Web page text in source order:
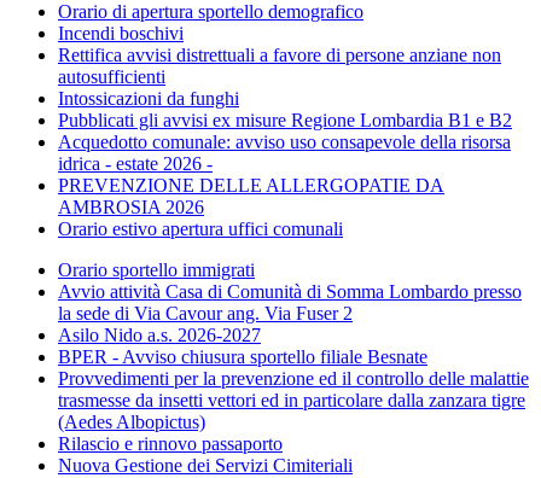
Orario di apertura sportello demografico
Incendi boschivi
Rettifica avvisi distrettuali a favore di persone anziane non
autosufficienti
Intossicazioni da funghi
Pubblicati gli avvisi ex misure Regione Lombardia B1 e B2
Acquedotto comunale: avviso uso consapevole della risorsa
idrica - estate 2026 -
PREVENZIONE DELLE ALLERGOPATIE DA
AMBROSIA 2026
Orario estivo apertura uffici comunali
Orario sportello immigrati
Avvio attività Casa di Comunità di Somma Lombardo presso
la sede di Via Cavour ang. Via Fuser 2
Asilo Nido a.s. 2026-2027
BPER - Avviso chiusura sportello filiale Besnate
Provvedimenti per la prevenzione ed il controllo delle malattie
trasmesse da insetti vettori ed in particolare dalla zanzara tigre
(Aedes Albopictus)
Rilascio e rinnovo passaporto
Nuova Gestione dei Servizi Cimiteriali